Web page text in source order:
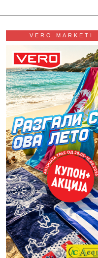
VERO MARKETI